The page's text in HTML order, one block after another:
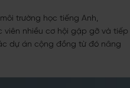
trường học tiếng Anh,
viên nhiều cơ hội gặp gỡ và tiếp
dự án cộng đồng từ đó nâng